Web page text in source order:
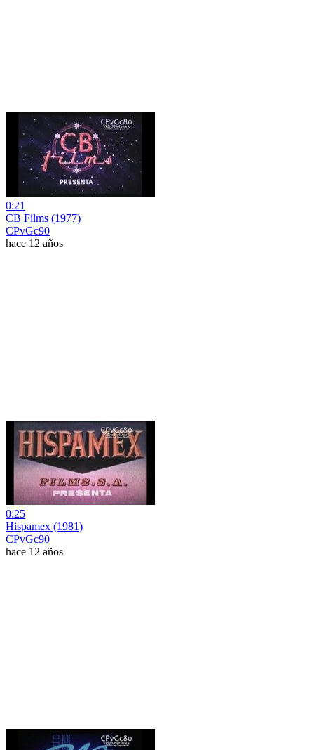
0:21
CB Films (1977)
CPvGc90
hace 12 años
0:25
Hispamex (1981)
CPvGc90
hace 12 años